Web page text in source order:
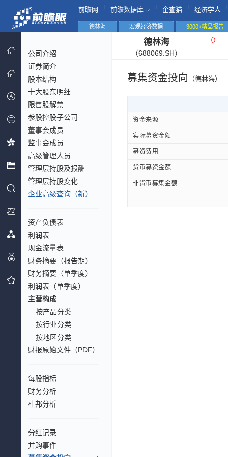
前瞻网 前瞻数据库 企查猫 经济学人
德林海 宏观经济数据 3000+精品报告
公司介绍
证券简介
股本结构
十大股东明细
限售股解禁
参股控股子公司
董事会成员
监事会成员
高级管理人员
管理层持股及报酬
管理层持股变化
企业高级查询（新）
资产负债表
利润表
现金流量表
财务摘要（报告期）
财务摘要（单季度）
利润表（单季度）
主营构成
按产品分类
按行业分类
按地区分类
财报原始文件（PDF）
每股指标
财务分析
杜邦分析
分红记录
并购事件
德林海
（688069.SH）
（）
募集资金投向 （德林海）
资金来源
实际募资金额
募资费用
货币募资金额
非货币募集金额